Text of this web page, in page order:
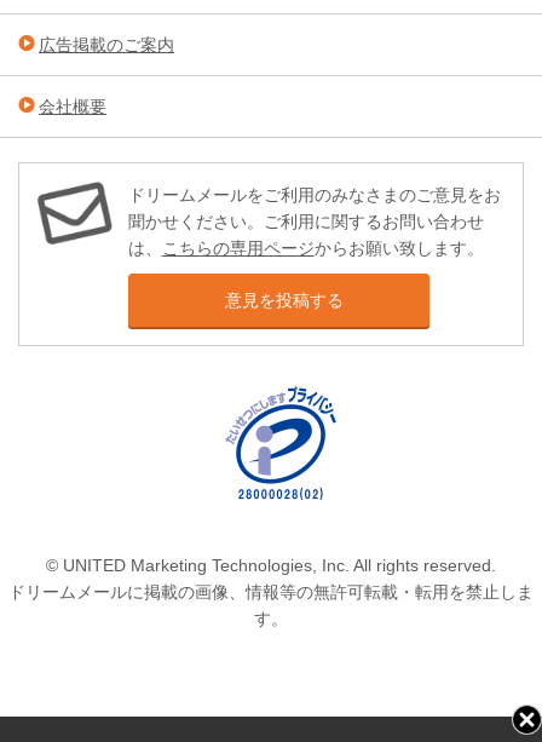
広告掲載のご案内
会社概要
ドリームメールをご利用のみなさまのご意見をお
聞かせください。ご利用に関するお問い合わせ
は、 こちらの専用ページからお願い致します。
意見を投稿する
© UNITED Marketing Technologies, Inc. All rights reserved.
ドリームメールに掲載の画像、情報等の無許可転載・転用を禁止しま
す。